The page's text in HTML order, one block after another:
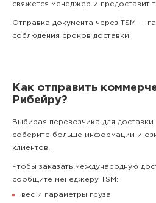
свяжется менеджер и предоставит
Отправка документа через TSM —
соблюдения сроков доставки.
Как отправить
Рибейру?
Выбирая перевозчика для доставки
соберите больше информации и
клиентов.
Чтобы заказать международную
сообщите менеджеру TSM:
вес и параметры груза;